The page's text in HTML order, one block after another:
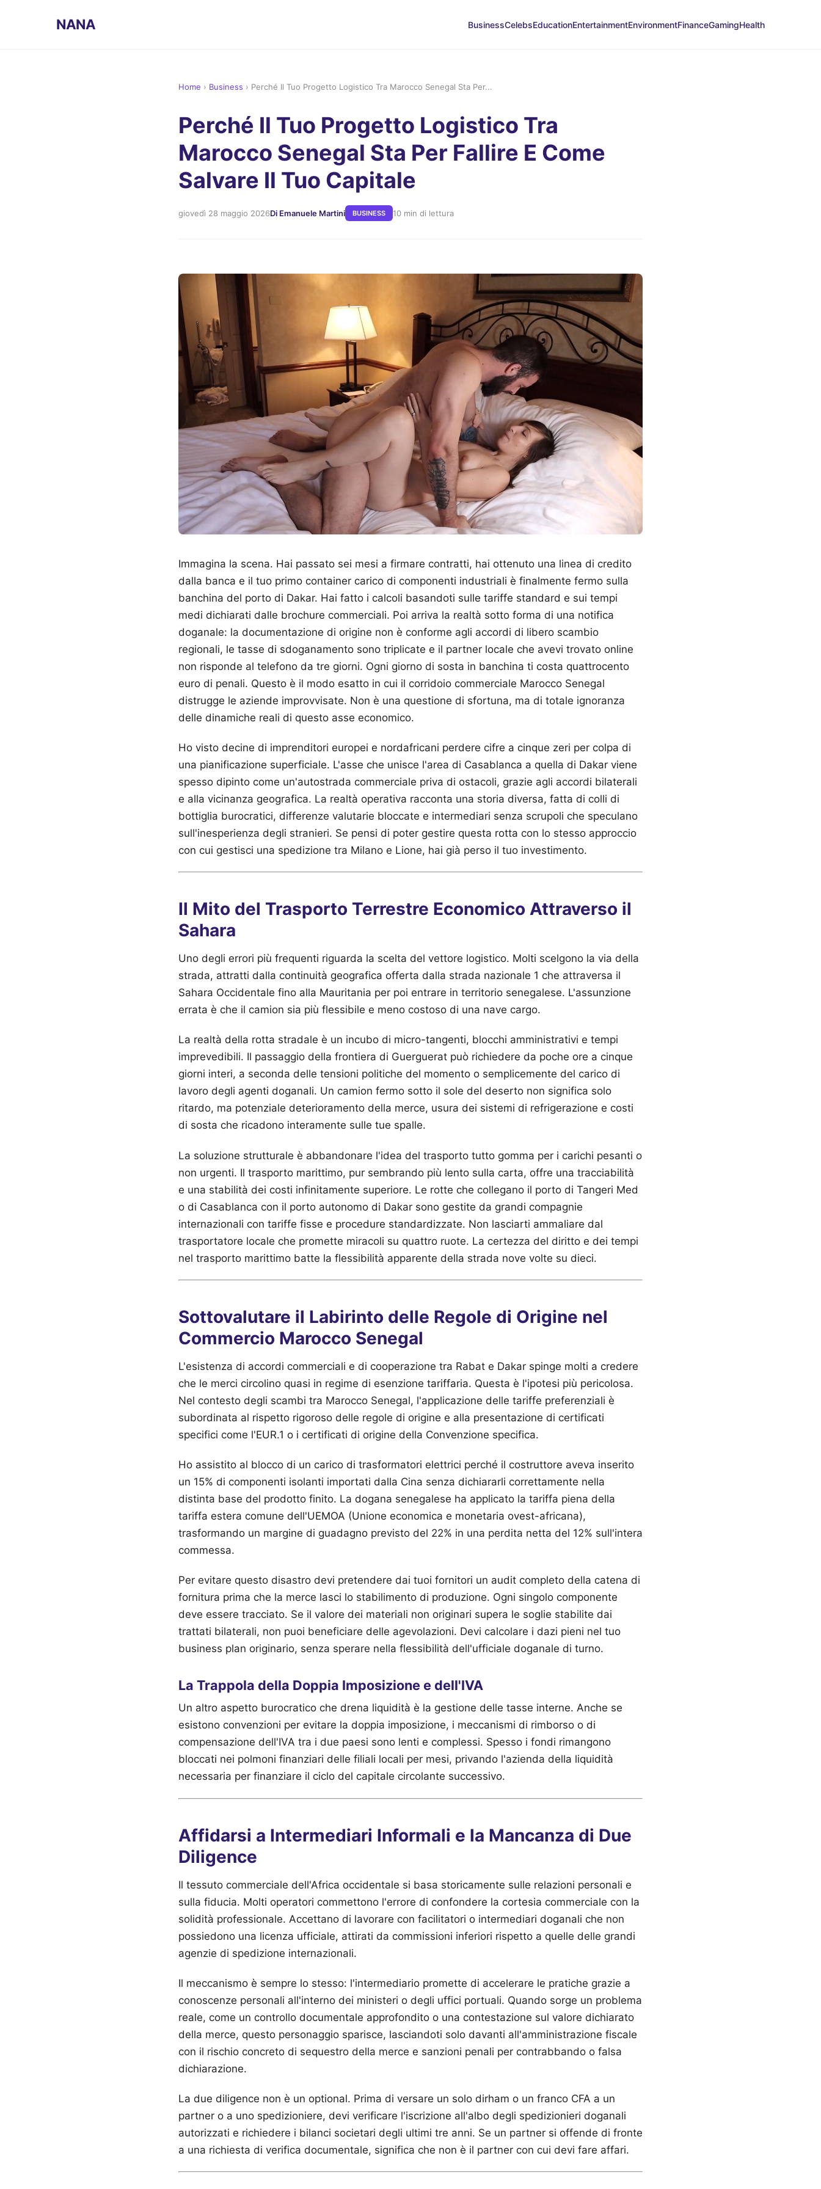
NANA BusinessCelebsEducationEntertainmentEnvironmentFinanceGamingHealth
Home › Business › Perché Il Tuo Progetto Logistico Tra Marocco Senegal Sta Per...
Perché Il Tuo Progetto Logistico Tra
Marocco Senegal Sta Per Fallire E Come
Salvare Il Tuo Capitale
giovedì 28 maggio 2026Di Emanuele Martini BUSINESS 10 min di lettura
Immagina la scena. Hai passato sei mesi a firmare contratti, hai ottenuto una linea di credito
dalla banca e il tuo primo container carico di componenti industriali è finalmente fermo sulla
banchina del porto di Dakar. Hai fatto i calcoli basandoti sulle tariffe standard e sui tempi
medi dichiarati dalle brochure commerciali. Poi arriva la realtà sotto forma di una notifica
doganale: la documentazione di origine non è conforme agli accordi di libero scambio
regionali, le tasse di sdoganamento sono triplicate e il partner locale che avevi trovato online
non risponde al telefono da tre giorni. Ogni giorno di sosta in banchina ti costa quattrocento
euro di penali. Questo è il modo esatto in cui il corridoio commerciale Marocco Senegal
distrugge le aziende improvvisate. Non è una questione di sfortuna, ma di totale ignoranza
delle dinamiche reali di questo asse economico.
Ho visto decine di imprenditori europei e nordafricani perdere cifre a cinque zeri per colpa di
una pianificazione superficiale. L'asse che unisce l'area di Casablanca a quella di Dakar viene
spesso dipinto come un'autostrada commerciale priva di ostacoli, grazie agli accordi bilaterali
e alla vicinanza geografica. La realtà operativa racconta una storia diversa, fatta di colli di
bottiglia burocratici, differenze valutarie bloccate e intermediari senza scrupoli che speculano
sull'inesperienza degli stranieri. Se pensi di poter gestire questa rotta con lo stesso approccio
con cui gestisci una spedizione tra Milano e Lione, hai già perso il tuo investimento.
Il Mito del Trasporto Terrestre Economico Attraverso il
Sahara
Uno degli errori più frequenti riguarda la scelta del vettore logistico. Molti scelgono la via della
strada, attratti dalla continuità geografica offerta dalla strada nazionale 1 che attraversa il
Sahara Occidentale fino alla Mauritania per poi entrare in territorio senegalese. L'assunzione
errata è che il camion sia più flessibile e meno costoso di una nave cargo.
La realtà della rotta stradale è un incubo di micro-tangenti, blocchi amministrativi e tempi
imprevedibili. Il passaggio della frontiera di Guerguerat può richiedere da poche ore a cinque
giorni interi, a seconda delle tensioni politiche del momento o semplicemente del carico di
lavoro degli agenti doganali. Un camion fermo sotto il sole del deserto non significa solo
ritardo, ma potenziale deterioramento della merce, usura dei sistemi di refrigerazione e costi
di sosta che ricadono interamente sulle tue spalle.
La soluzione strutturale è abbandonare l'idea del trasporto tutto gomma per i carichi pesanti o
non urgenti. Il trasporto marittimo, pur sembrando più lento sulla carta, offre una tracciabilità
e una stabilità dei costi infinitamente superiore. Le rotte che collegano il porto di Tangeri Med
o di Casablanca con il porto autonomo di Dakar sono gestite da grandi compagnie
internazionali con tariffe fisse e procedure standardizzate. Non lasciarti ammaliare dal
trasportatore locale che promette miracoli su quattro ruote. La certezza del diritto e dei tempi
nel trasporto marittimo batte la flessibilità apparente della strada nove volte su dieci.
Sottovalutare il Labirinto delle Regole di Origine nel
Commercio Marocco Senegal
L'esistenza di accordi commerciali e di cooperazione tra Rabat e Dakar spinge molti a credere
che le merci circolino quasi in regime di esenzione tariffaria. Questa è l'ipotesi più pericolosa.
Nel contesto degli scambi tra Marocco Senegal, l'applicazione delle tariffe preferenziali è
subordinata al rispetto rigoroso delle regole di origine e alla presentazione di certificati
specifici come l'EUR.1 o i certificati di origine della Convenzione specifica.
Ho assistito al blocco di un carico di trasformatori elettrici perché il costruttore aveva inserito
un 15% di componenti isolanti importati dalla Cina senza dichiararli correttamente nella
distinta base del prodotto finito. La dogana senegalese ha applicato la tariffa piena della
tariffa estera comune dell'UEMOA (Unione economica e monetaria ovest-africana),
trasformando un margine di guadagno previsto del 22% in una perdita netta del 12% sull'intera
commessa.
Per evitare questo disastro devi pretendere dai tuoi fornitori un audit completo della catena di
fornitura prima che la merce lasci lo stabilimento di produzione. Ogni singolo componente
deve essere tracciato. Se il valore dei materiali non originari supera le soglie stabilite dai
trattati bilaterali, non puoi beneficiare delle agevolazioni. Devi calcolare i dazi pieni nel tuo
business plan originario, senza sperare nella flessibilità dell'ufficiale doganale di turno.
La Trappola della Doppia Imposizione e dell'IVA
Un altro aspetto burocratico che drena liquidità è la gestione delle tasse interne. Anche se
esistono convenzioni per evitare la doppia imposizione, i meccanismi di rimborso o di
compensazione dell'IVA tra i due paesi sono lenti e complessi. Spesso i fondi rimangono
bloccati nei polmoni finanziari delle filiali locali per mesi, privando l'azienda della liquidità
necessaria per finanziare il ciclo del capitale circolante successivo.
Affidarsi a Intermediari Informali e la Mancanza di Due
Diligence
Il tessuto commerciale dell'Africa occidentale si basa storicamente sulle relazioni personali e
sulla fiducia. Molti operatori commettono l'errore di confondere la cortesia commerciale con la
solidità professionale. Accettano di lavorare con facilitatori o intermediari doganali che non
possiedono una licenza ufficiale, attirati da commissioni inferiori rispetto a quelle delle grandi
agenzie di spedizione internazionali.
Il meccanismo è sempre lo stesso: l'intermediario promette di accelerare le pratiche grazie a
conoscenze personali all'interno dei ministeri o degli uffici portuali. Quando sorge un problema
reale, come un controllo documentale approfondito o una contestazione sul valore dichiarato
della merce, questo personaggio sparisce, lasciandoti solo davanti all'amministrazione fiscale
con il rischio concreto di sequestro della merce e sanzioni penali per contrabbando o falsa
dichiarazione.
La due diligence non è un optional. Prima di versare un solo dirham o un franco CFA a un
partner o a uno spedizioniere, devi verificare l'iscrizione all'albo degli spedizionieri doganali
autorizzati e richiedere i bilanci societari degli ultimi tre anni. Se un partner si offende di fronte
a una richiesta di verifica documentale, significa che non è il partner con cui devi fare affari.